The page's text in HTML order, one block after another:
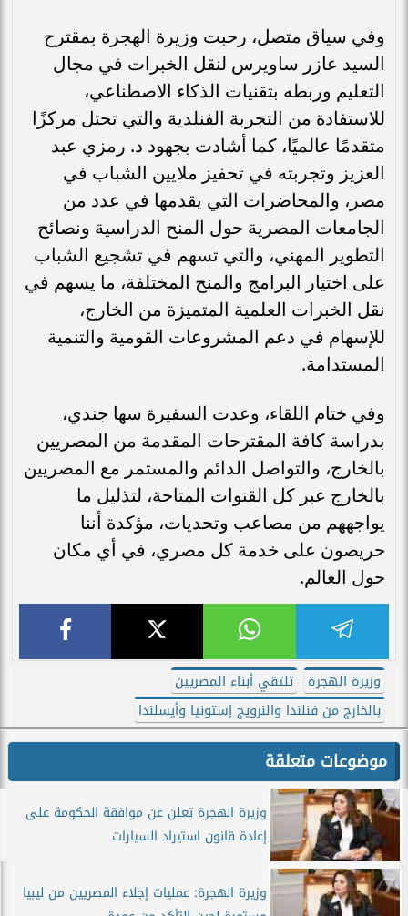
وفي سياق متصل، رحبت وزيرة الهجرة بمقترح
السيد عازر ساويرس لنقل الخبرات في مجال
التعليم وربطه بتقنيات الذكاء الاصطناعي،
للاستفادة من التجربة الفنلدية والتي تحتل مركزًا
متقدمًا عالميًا، كما أشادت بجهود د. رمزي عبد
العزيز وتجربته في تحفيز ملايين الشباب في
مصر، والمحاضرات التي يقدمها في عدد من
الجامعات المصرية حول المنح الدراسية ونصائح
التطوير المهني، والتي تسهم في تشجيع الشباب
على اختيار البرامج والمنح المختلفة، ما يسهم في
نقل الخبرات العلمية المتميزة من الخارج،
للإسهام في دعم المشروعات القومية والتنمية
المستدامة.
وفي ختام اللقاء، وعدت السفيرة سها جندي،
بدراسة كافة المقترحات المقدمة من المصريين
بالخارج، والتواصل الدائم والمستمر مع المصريين
بالخارج عبر كل القنوات المتاحة، لتذليل ما
يواجههم من مصاعب وتحديات، مؤكدة أننا
حريصون على خدمة كل مصري، في أي مكان
حول العالم.
وزيرة الهجرة
تلتقي أبناء المصريين
بالخارج من فنلندا والنرويج إستونيا وأيسلندا
موضوعات متعلقة
وزيرة الهجرة تعلن عن موافقة الحكومة على
إعادة قانون استيراد السيارات
وزيرة الهجرة: عمليات إجلاء المصريين من ليبيا